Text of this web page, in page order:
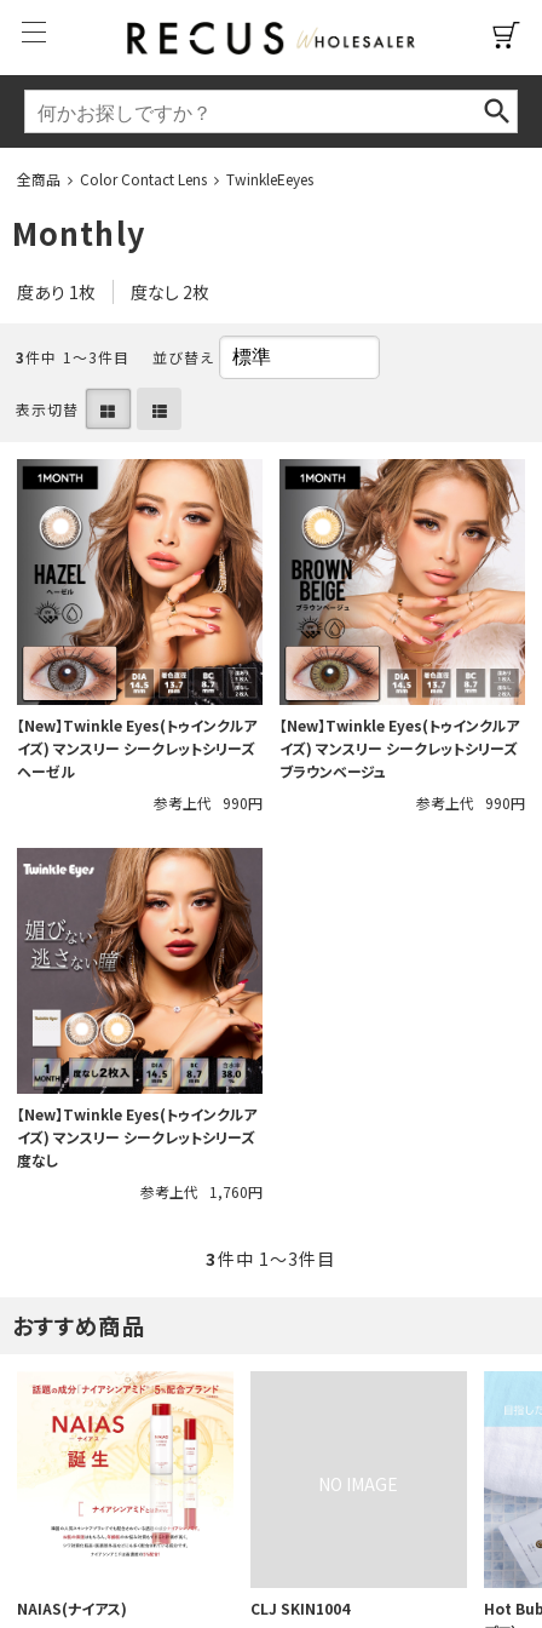
全商品 Color Contact Lens TwinkleEeyes
Monthly
度あり 1枚 度なし 2枚
3件中 1〜3件目 並び替え
表示切替
【New】Twinkle Eyes(トゥインクルア
イズ) マンスリー シークレットシリーズ
ヘーゼル
参考上代 990円
【New】Twinkle Eyes(トゥインクルア
イズ) マンスリー シークレットシリーズ
ブラウンベージュ
参考上代 990円
【New】Twinkle Eyes(トゥインクルア
イズ) マンスリー シークレットシリーズ
度なし
参考上代
1,760円
3件中 1〜3件目
おすすめ商品
NAIAS(ナイアス) CLJ SKIN1004
Hot